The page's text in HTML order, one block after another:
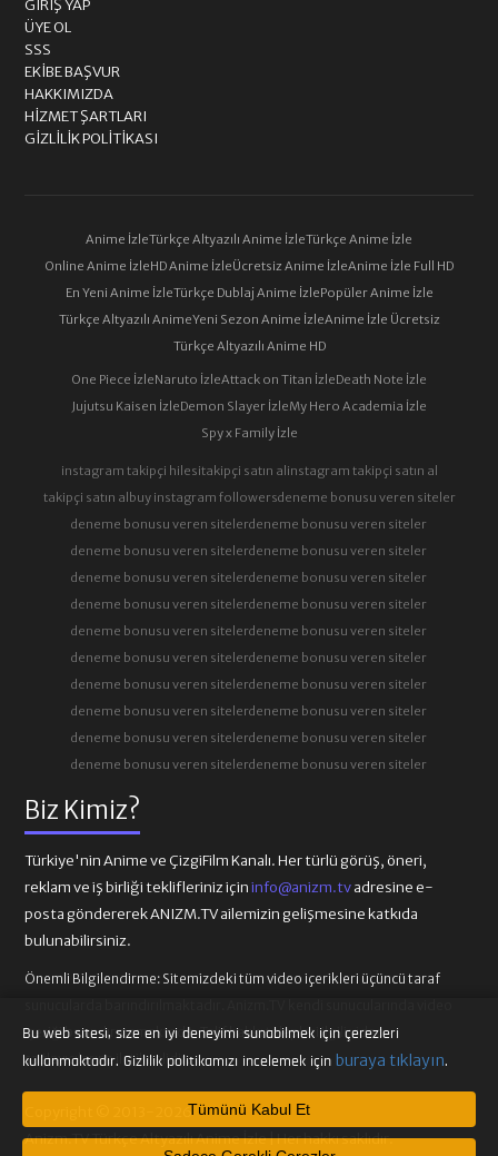
Biz Kimiz?
Türkiye'nin Anime ve ÇizgiFilm Kanalı. Her türlü görüş, öneri,
reklam ve iş birliği teklifleriniz içininfo@anizm.tvadresine e-
posta göndererek ANIZM.TV ailemizin gelişmesine katkıda
bulunabilirsiniz.
Önemli Bilgilendirme: Sitemizdeki tüm video içerikleri üçüncü taraf
içeriği barındırmamaktadır. Telif hakkı talepleri ilgili video
sağlayıcılarına iletilmelidir.
Copyright © 2013-2026
Anizm.TV Türkçe Altyazılı Anime İzle | Her hakkı saklıdır.
GIRIŞ YAP
ÜYE OL
SSS
EKIBE BAŞVUR
HAKKIMIZDA
HIZMET ŞARTLARI
GIZLILIK POLITIKASI
Anime İzleTürkçe Altyazılı Anime İzleTürkçe Anime İzle
Online Anime İzleHD Anime İzleÜcretsiz Anime İzleAnime İzle Full HD
En Yeni Anime İzleTürkçe Dublaj Anime İzlePopüler Anime İzle
Türkçe Altyazılı AnimeYeni Sezon Anime İzleAnime İzle Ücretsiz
Türkçe Altyazılı Anime HD
One Piece İzleNaruto İzleAttack on Titan İzleDeath Note İzle
Jujutsu Kaisen İzleDemon Slayer İzleMy Hero Academia İzle
Spy x Family İzle
instagram takipçi hilesitakipçi satın alinstagram takipçi satın al
takipçi satın albuy instagram followersdeneme bonusu veren siteler
deneme bonusu veren sitelerdeneme bonusu veren siteler
deneme bonusu veren sitelerdeneme bonusu veren siteler
deneme bonusu veren sitelerdeneme bonusu veren siteler
deneme bonusu veren sitelerdeneme bonusu veren siteler
deneme bonusu veren sitelerdeneme bonusu veren siteler
deneme bonusu veren sitelerdeneme bonusu veren siteler
deneme bonusu veren sitelerdeneme bonusu veren siteler
deneme bonusu veren sitelerdeneme bonusu veren siteler
deneme bonusu veren sitelerdeneme bonusu veren siteler
deneme bonusu veren sitelerdeneme bonusu veren siteler
Bu web sitesi, size en iyi deneyimi sunabilmek için çerezleri
kullanmaktadır. Gizlilik politikamızı incelemek için buraya tıklayın.
Tümünü Kabul Et